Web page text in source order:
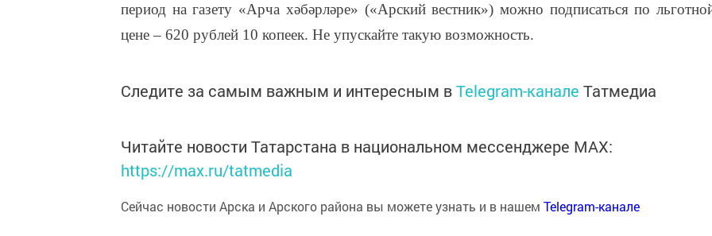
период на газету «Арча хәбәрләре» («Арский вестник») можно подписаться по
цене – 620 рублей 10 копеек. Не упускайте такую возможность.
Следите за самым важным и интересным вTelegram-канале Татмедиа
Читайте новости Татарстана в национальном мессенджере MАХ:
https://max.ru/tatmedia
Сейчас новости Арска и Арского района вы можете узнать и в нашем Telegram-канале